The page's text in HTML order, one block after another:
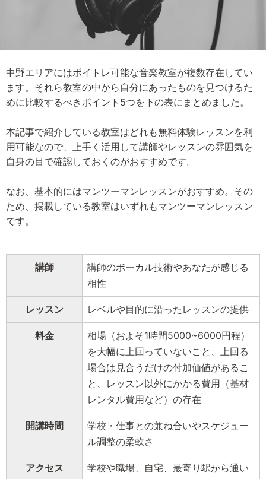
中野エリアにはボイトレ可能な音楽教室が複数存在してい
ます。それら教室の中から自分にあったものを見つけるた
めに比較するべきポイント5つを下の表にまとめました。
本記事で紹介している教室はどれも無料体験レッスンを利
用可能なので、上手く活用して講師やレッスンの雰囲気を
自身の目で確認しておくのがおすすめです。
なお、基本的にはマンツーマンレッスンがおすすめ。その
ため、掲載している教室はいずれもマンツーマンレッスン
です。
講師
講師のボーカル技術やあなたが感じる
相性
レッスン レベルや目的に沿ったレッスンの提供
料金
相場（およそ1時間5000~6000円程）
を大幅に上回っていないこと、上回る
場合は見合うだけの付加価値があるこ
と、レッスン以外にかかる費用（基材
レンタル費用など）の存在
開講時間
学校・仕事との兼ね合いやスケジュー
ル調整の柔軟さ
アクセス
学校や職場、自宅、最寄り駅から通い